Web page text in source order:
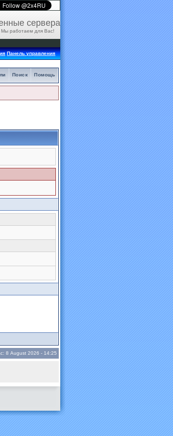
сервера
Мы работаем для Вас!
Панель управления
Помощь
Поиск
8 August 2026 - 14:25